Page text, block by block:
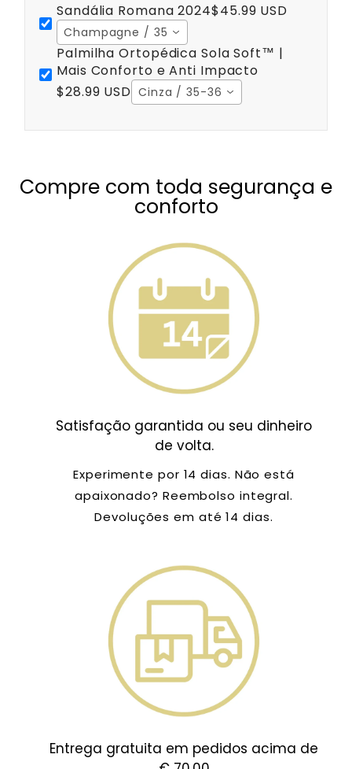
Sandália Romana 2024$45.99 USD
Champagne / 35
Palmilha Ortopédica Sola Soft™ |
Mais Conforto e Anti Impacto
$28.99 USD Cinza / 35-36
Compre com toda segurança e
conforto
Satisfação garantida ou seu dinheiro
de volta.
Experimente por 14 dias. Não está
apaixonado? Reembolso integral.
Devoluções em até 14 dias.
Entrega gratuita em pedidos acima de